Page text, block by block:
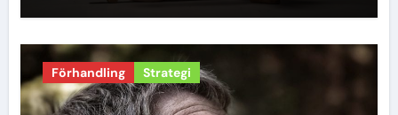
Förhandling Strategi